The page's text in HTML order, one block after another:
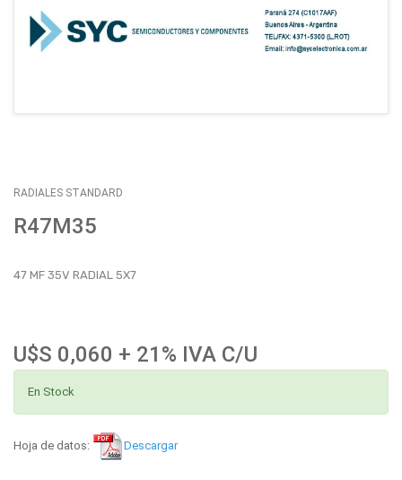
CONTACTO
RADIALES STANDARD
R47M35
47 MF 35V RADIAL 5X7
U$S 0,060 + 21% IVA C/U
En Stock
Hoja de datos: Descargar